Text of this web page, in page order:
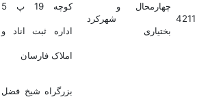
4211
چهارمحال و
بختیاری
شهرکرد
کوچه 19 پ 5
اداره ثبت اناد و
املاک فارسان
بزرگراه شیخ فضل